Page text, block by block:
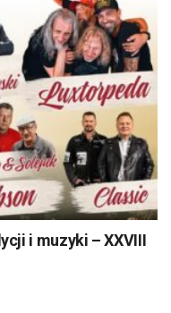
i muzyki – XXVIII